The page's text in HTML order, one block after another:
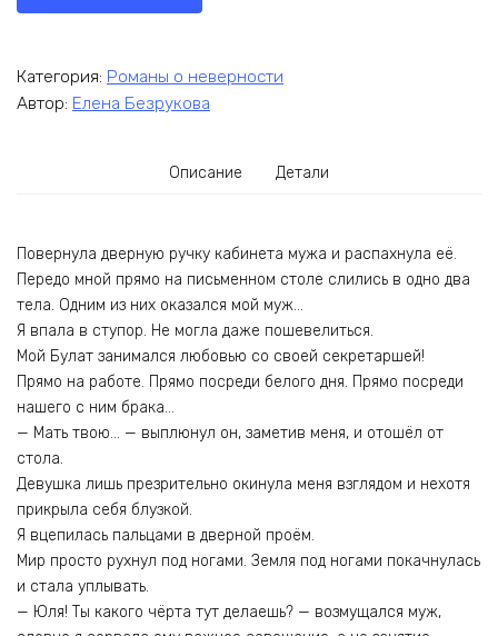
Категория: Романы о неверности
Автор: Елена Безрукова
Описание Детали
Повернула дверную ручку кабинета мужа и распахнула её.
Передо мной прямо на письменном столе слились в одно два
тела. Одним из них оказался мой муж…
Я впала в ступор. Не могла даже пошевелиться.
Мой Булат занимался любовью со своей секретаршей!
Прямо на работе. Прямо посреди белого дня. Прямо посреди
нашего с ним брака…
— Мать твою… — выплюнул он, заметив меня, и отошёл от
стола.
Девушка лишь презрительно окинула меня взглядом и нехотя
прикрыла себя блузкой.
Я вцепилась пальцами в дверной проём.
Мир просто рухнул под ногами. Земля под ногами покачнулась
и стала уплывать.
— Юля! Ты какого чёрта тут делаешь? — возмущался муж,